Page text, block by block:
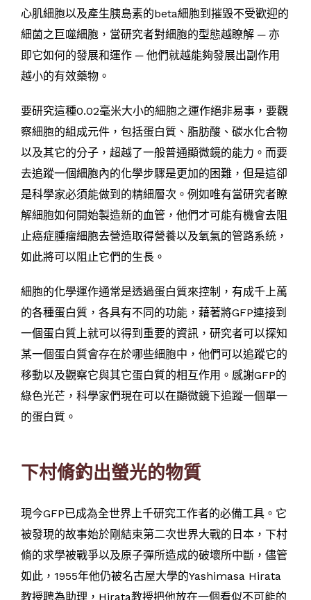
心肌細胞以及產生胰島素的beta細胞到摧毀不受歡迎的
細菌之巨噬細胞，當研究者對細胞的型態越瞭解 ─ 亦
即它如何的發展和運作 ─ 他們就越能夠發展出副作用
越小的有效藥物。
要研究這種0.02毫米大小的細胞之運作絕非易事，要觀
察細胞的組成元件，包括蛋白質、脂肪酸、碳水化合物
以及其它的分子，超越了一般普通顯微鏡的能力。而要
去追蹤一個細胞內的化學步驟是更加的困難，但是這卻
是科學家必須能做到的精細層次。例如唯有當研究者瞭
解細胞如何開始製造新的血管，他們才可能有機會去阻
止癌症腫瘤細胞去營造取得營養以及氧氣的管路系統，
如此將可以阻止它們的生長。
細胞的化學運作通常是透過蛋白質來控制，有成千上萬
的各種蛋白質，各具有不同的功能，藉著將GFP連接到
一個蛋白質上就可以得到重要的資訊，研究者可以探知
某一個蛋白質會存在於哪些細胞中，他們可以追蹤它的
移動以及觀察它與其它蛋白質的相互作用。感謝GFP的
綠色光芒，科學家們現在可以在顯微鏡下追蹤一個單一
的蛋白質。
下村脩釣出螢光的物質
現今GFP已成為全世界上千研究工作者的必備工具。它
被發現的故事始於剛結束第二次世界大戰的日本，下村
脩的求學被戰爭以及原子彈所造成的破壞所中斷，儘管
如此，1955年他仍被名古屋大學的Yashimasa Hirata
教授聘為助理，Hirata教授把他放在一個看似不可能的